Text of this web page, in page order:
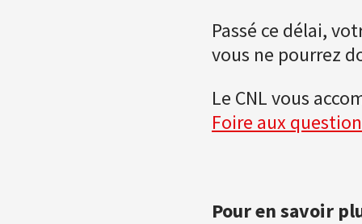
Passé ce délai,
vous ne pourrez
Le CNL vous
Foire aux
Pour en savoir